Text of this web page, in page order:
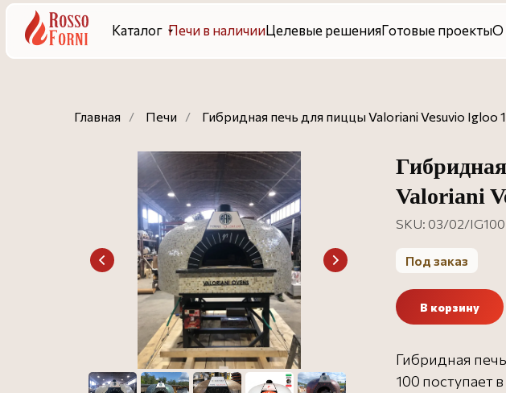
Каталог Печи в наличииЦелевые решенияГотовые проектыО
Главная / Печи / Гибридная печь для пиццы Valoriani Vesuvio Igloo
Valoriani
SKU: 03/02/IG100
Под заказ
В корзину
Гибридная
100 поступает